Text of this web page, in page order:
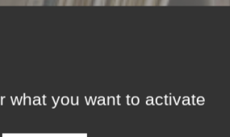
what you want to activate